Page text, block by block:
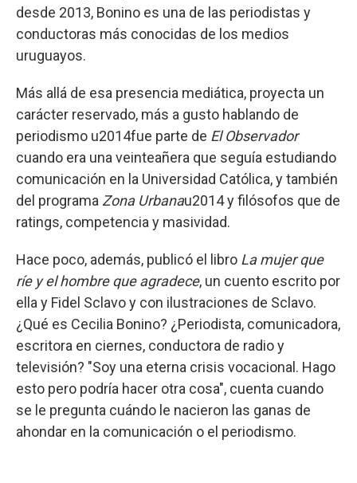
desde 2013, Bonino es una de las periodistas y
conductoras más conocidas de los medios
uruguayos.
Más allá de esa presencia mediática, proyecta un
carácter reservado, más a gusto hablando de
periodismo u2014fue parte de El Observador
cuando era una veinteañera que seguía estudiando
comunicación en la Universidad Católica, y también
del programa Zona Urbanau2014 y filósofos que de
ratings, competencia y masividad.
Hace poco, además, publicó el libro La mujer que
ríe y el hombre que agradece, un cuento escrito por
ella y Fidel Sclavo y con ilustraciones de Sclavo.
¿Qué es Cecilia Bonino? ¿Periodista, comunicadora,
escritora en ciernes, conductora de radio y
televisión? "Soy una eterna crisis vocacional. Hago
esto pero podría hacer otra cosa", cuenta cuando
se le pregunta cuándo le nacieron las ganas de
ahondar en la comunicación o el periodismo.